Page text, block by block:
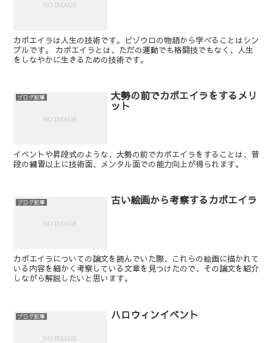
カポエイラは人生の技術です。ビゾウロの物語から学べることはシン
プルです。 カポエイラとは、ただの運動でも格闘技でもなく、人生
をしなやかに生きるための技術です。
ブログ記事 大勢の前でカポエイラをするメリ
ット
イベントや昇段式のような、大勢の前でカポエイラをすることは、普
段の練習以上に技術面、メンタル面での能力向上が得られます。
ブログ記事 古い絵画から考察するカポエイラ
カポエイラについての論文を読んでいた際、これらの絵画に描かれて
いる内容を細かく考察している文章を見つけたので、その論文を紹介
しながら解説したいと思います。
ブログ記事 ハロウィンイベント